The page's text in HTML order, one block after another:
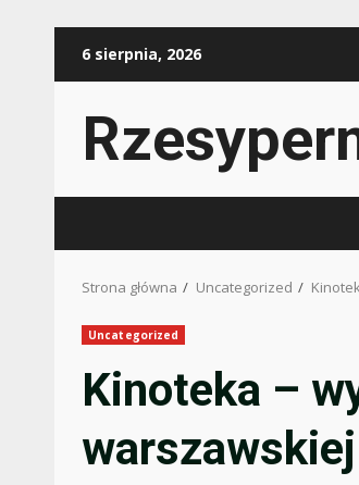
6 sierpnia, 2026
Strona główna Uncategorized
Uncategorized
Kinoteka –